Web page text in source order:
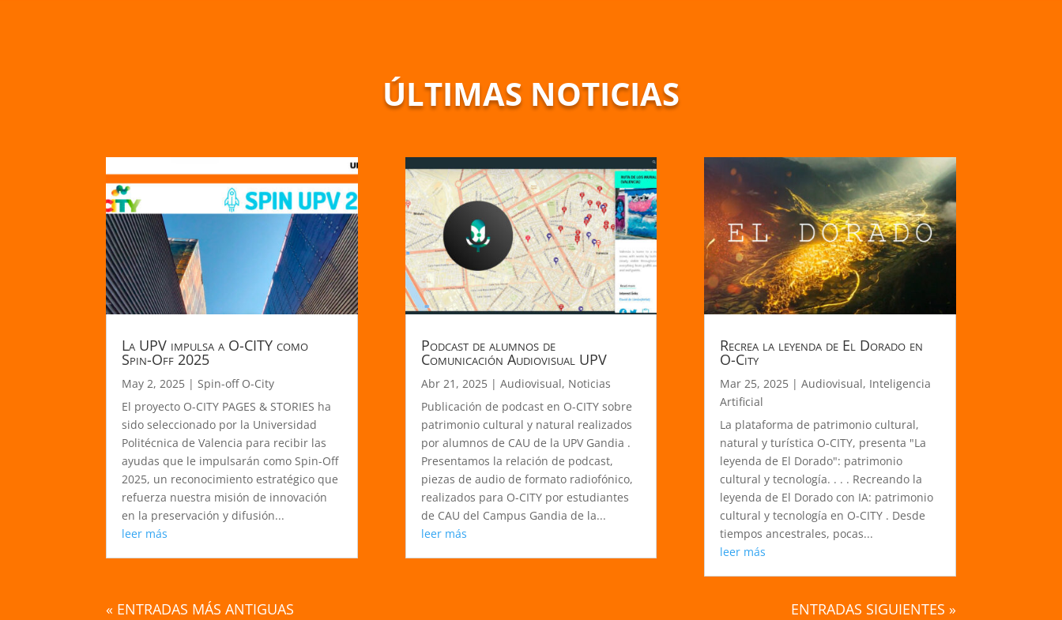
ÚLTIMAS NOTICIAS
La UPV impulsa a O-CITY como
Spin-Off 2025
May 2, 2025 |Spin-off O-City
El proyecto O-CITY PAGES & STORIES ha
sido seleccionado por la Universidad
Politécnica de Valencia para recibir las
ayudas que le impulsarán como Spin-Off
2025, un reconocimiento estratégico que
refuerza nuestra misión de innovación
en la preservación y difusión...
leer más
Podcast de alumnos de
Comunicación Audiovisual UPV
Abr 21, 2025| Audiovisual, Noticias
Publicación de podcast en O-CITY sobre
patrimonio cultural y natural realizados
por alumnos de CAU de la UPV Gandia .
Presentamos la relación de podcast,
piezas de audio de formato radiofónico,
realizados para O-CITY por estudiantes
de CAU del Campus Gandia de la...
leer más
Recrea la leyenda de El Dorado en
O-City
Mar 25, 2025| Audiovisual, Inteligencia
Artificial
La plataforma de patrimonio cultural,
natural y turística O-CITY, presenta "La
leyenda de El Dorado": patrimonio
cultural y tecnología. . . . Recreando la
leyenda de El Dorado con IA: patrimonio
cultural y tecnología en O-CITY . Desde
tiempos ancestrales, pocas...
leer más
« ENTRADAS MÁS ANTIGUAS ENTRADAS SIGUIENTES »